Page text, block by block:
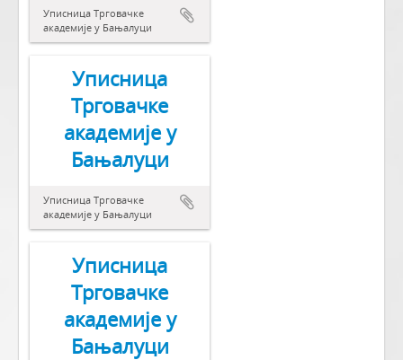
Уписница Трговачке
академије у Бањалуци
Уписница
Трговачке
академије у
Бањалуци
Уписница Трговачке
академије у Бањалуци
Уписница
Трговачке
академије у
Бањалуци